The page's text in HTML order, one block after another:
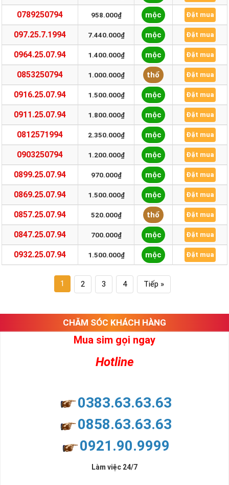
0789250794 958.000₫ mộc Đặt mua
097.25.7.1994 7.440.000₫ mộc Đặt mua
0964.25.07.94 1.400.000₫ mộc Đặt mua
0853250794 1.000.000₫ thổ Đặt mua
0916.25.07.94 1.500.000₫ mộc Đặt mua
0911.25.07.94 1.800.000₫ mộc Đặt mua
0812571994 2.350.000₫ mộc Đặt mua
0903250794 1.200.000₫ mộc Đặt mua
0899.25.07.94 970.000₫ mộc Đặt mua
0869.25.07.94 1.500.000₫ mộc Đặt mua
0857.25.07.94 520.000₫ thổ Đặt mua
0847.25.07.94 700.000₫ mộc Đặt mua
0932.25.07.94 1.500.000₫ mộc Đặt mua
1 2 3 4 Tiếp »
CHĂM SÓC KHÁCH HÀNG
Mua sim gọi ngay
Hotline
0383.63.63.63
0858.63.63.63
0921.90.9999
Làm việc 24/7